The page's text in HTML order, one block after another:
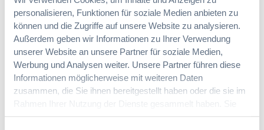
personalisieren, Funktionen für soziale Medien anbieten zu
können und die Zugriffe auf unsere Website zu analysieren.
Außerdem geben wir Informationen zu Ihrer Verwendung
unserer Website an unsere Partner für soziale Medien,
Werbung und Analysen weiter. Unsere Partner führen diese
Informationen möglicherweise mit weiteren Daten
zusammen, die Sie ihnen bereitgestellt haben oder die sie im
geben Einwilligung zu unseren Cookies, wenn Sie unsere